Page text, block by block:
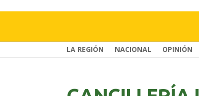
LA REGIÓN NACIONAL OPINIÓN